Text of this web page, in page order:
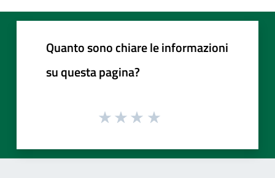
Quanto sono chiare le informazioni
su questa pagina?